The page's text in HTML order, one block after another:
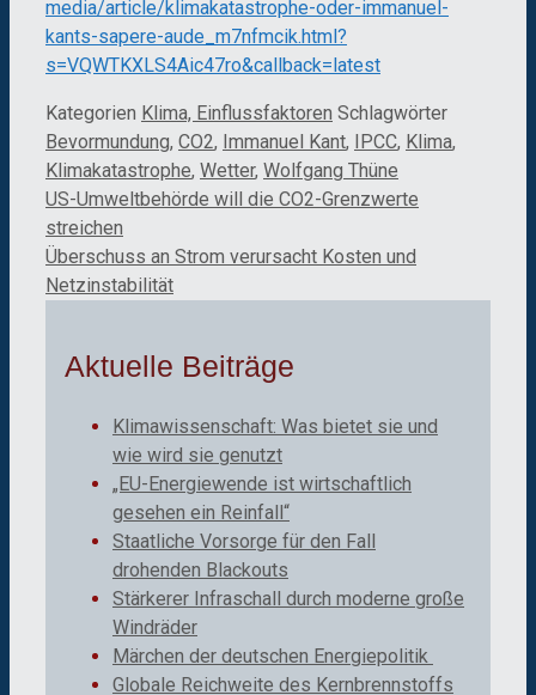
media/article/klimakatastrophe-oder-immanuel-
kants-sapere-aude_m7nfmcik.html?
s=VQWTKXLS4Aic47ro&callback=latest
Kategorien Klima, Einflussfaktoren Schlagwörter
Bevormundung, CO2, Immanuel Kant, IPCC, Klima,
Klimakatastrophe, Wetter, Wolfgang Thüne
US-Umweltbehörde will die CO2-Grenzwerte
streichen
Überschuss an Strom verursacht Kosten und
Netzinstabilität
Aktuelle Beiträge
Klimawissenschaft: Was bietet sie und
wie wird sie genutzt
„EU-Energiewende ist wirtschaftlich
gesehen ein Reinfall“
Staatliche Vorsorge für den Fall
drohenden Blackouts
Stärkerer Infraschall durch moderne große
Windräder
Märchen der deutschen Energiepolitik
Globale Reichweite des Kernbrennstoffs